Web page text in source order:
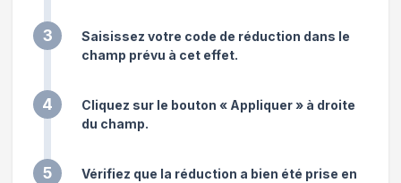
3
Saisissez votre code de réduction dans le
champ prévu à cet effet.
4
Cliquez sur le bouton « Appliquer » à droite
du champ.
5
Vérifiez que la réduction a bien été prise en